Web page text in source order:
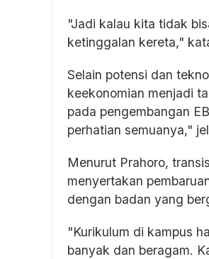
"Jadi kalau kita tidak
ketinggalan kereta,"
Selain potensi dan
keekonomian menjadi
pada pengembangan
perhatian semuanya,"
Menurut Prahoro,
menyertakan
dengan badan yang
"Kurikulum di kampus
banyak dan beragam.